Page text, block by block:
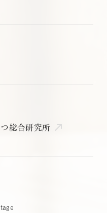
総合研究所